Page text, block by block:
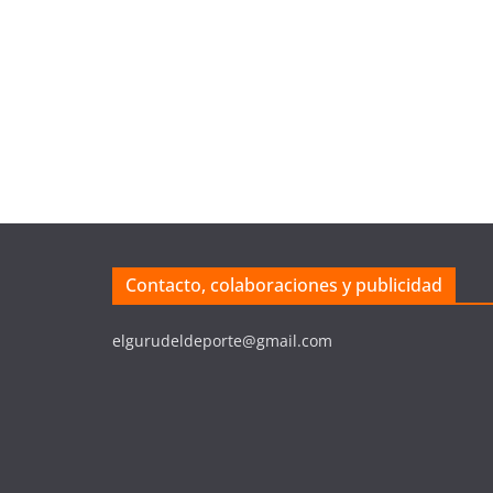
Contacto, colaboraciones y publicidad
elgurudeldeporte@gmail.com